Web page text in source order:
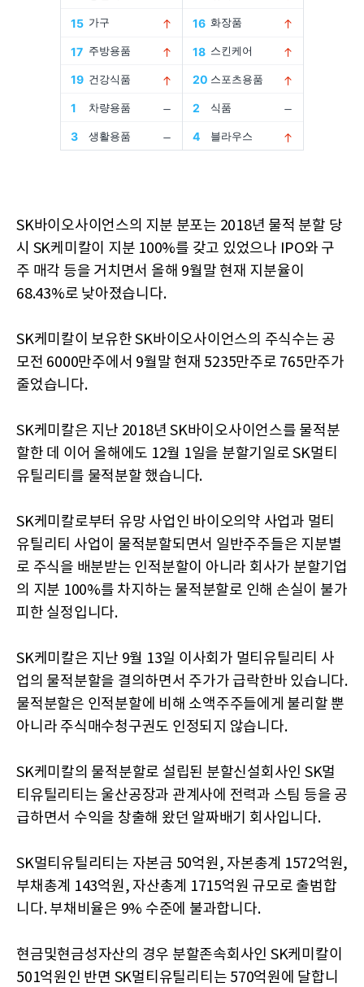
SK바이오사이언스의 지분 분포는 2018년 물적 분할 당
시 SK케미칼이 지분 100%를 갖고 있었으나 IPO와 구
주 매각 등을 거치면서 올해 9월말 현재 지분율이
68.43%로 낮아졌습니다.
SK케미칼이 보유한 SK바이오사이언스의 주식수는 공
모전 6000만주에서 9월말 현재 5235만주로 765만주가
줄었습니다.
SK케미칼은 지난 2018년 SK바이오사이언스를 물적분
할한 데 이어 올해에도 12월 1일을 분할기일로 SK멀티
유틸리티를 물적분할 했습니다.
SK케미칼로부터 유망 사업인 바이오의약 사업과 멀티
유틸리티 사업이 물적분할되면서 일반주주들은 지분별
로 주식을 배분받는 인적분할이 아니라 회사가 분할기업
의 지분 100%를 차지하는 물적분할로 인해 손실이 불가
피한 실정입니다.
SK케미칼은 지난 9월 13일 이사회가 멀티유틸리티 사
업의 물적분할을 결의하면서 주가가 급락한바 있습니다.
물적분할은 인적분할에 비해 소액주주들에게 불리할 뿐
아니라 주식매수청구권도 인정되지 않습니다.
SK케미칼의 물적분할로 설립된 분할신설회사인 SK멀
티유틸리티는 울산공장과 관계사에 전력과 스팀 등을 공
급하면서 수익을 창출해 왔던 알짜배기 회사입니다.
SK멀티유틸리티는 자본금 50억원, 자본총계 1572억원,
부채총계 143억원, 자산총계 1715억원 규모로 출범합
니다. 부채비율은 9% 수준에 불과합니다.
현금및현금성자산의 경우 분할존속회사인 SK케미칼이
501억원인 반면 SK멀티유틸리티는 570억원에 달합니